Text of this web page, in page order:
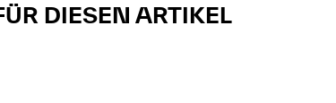
DIESEN ARTIKEL